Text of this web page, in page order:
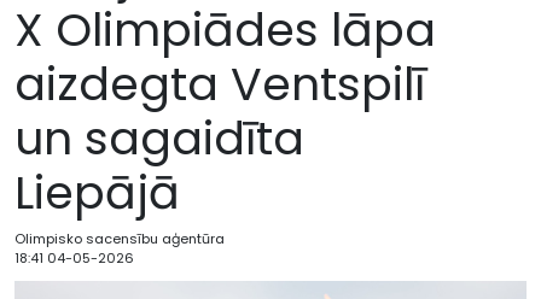
X Olimpiādes lāpa
aizdegta Ventspilī
un sagaidīta
Liepājā
Olimpisko sacensību aģentūra
18:41 04-05-2026